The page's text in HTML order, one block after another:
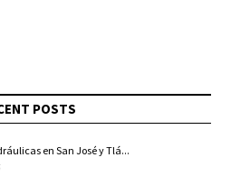
POSTS
en San José y Tlá...